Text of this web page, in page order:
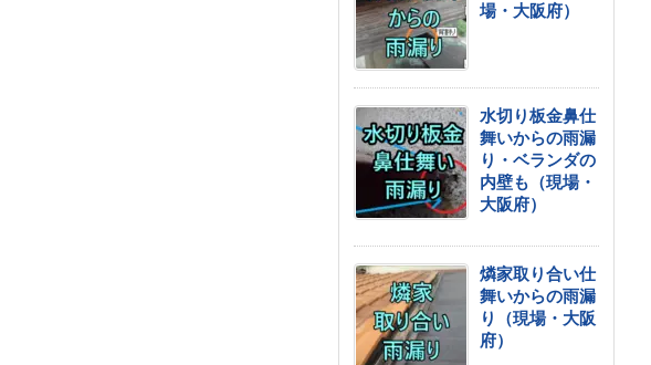
場・大阪府）
水切り板金鼻仕
舞いからの雨漏
り・ベランダの
内壁も（現場・
大阪府）
燐家取り合い仕
舞いからの雨漏
り（現場・大阪
府）